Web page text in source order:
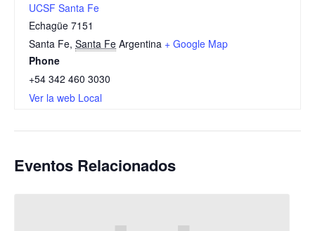
UCSF Santa Fe
Echagüe 7151
Santa Fe, Santa Fe Argentina + Google Map
Phone
+54 342 460 3030
Ver la web Local
Eventos Relacionados